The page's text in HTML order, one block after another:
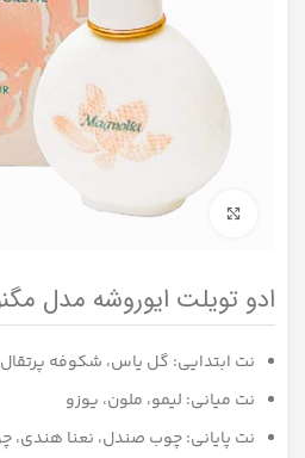
برای بزرگنمایی کلیک کنید
ادو تویلت ایوروشه مدل
نت ابتدایی: گل یاس، شکوفه‌
نت میانی: لیمو، ملون، یوزو
نت پایانی: چوب صندل، نعنا هندی،